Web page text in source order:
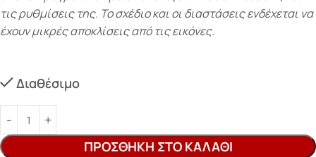
τις ρυθμίσεις της. Το σχέδιο και οι διαστάσεις ενδέχεται να
έχουν μικρές αποκλίσεις από τις εικόνες.
Διαθέσιμο
ΠΡΟΣΘΉΚΗ ΣΤΟ ΚΑΛΆΘΙ